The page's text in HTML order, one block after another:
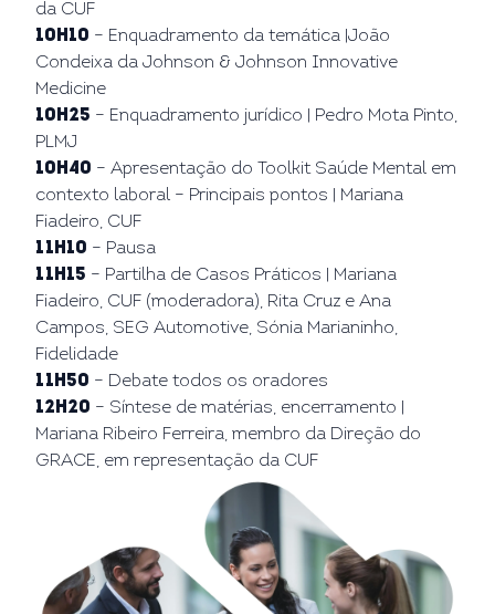
da CUF
10h10 – Enquadramento da temática |João
Condeixa da Johnson & Johnson Innovative
Medicine
10h25 – Enquadramento jurídico | Pedro Mota Pinto,
PLMJ
10h40 – Apresentação do Toolkit Saúde Mental em
contexto laboral – Principais pontos | Mariana
Fiadeiro, CUF
11h10 – Pausa
11h15 – Partilha de Casos Práticos | Mariana
Fiadeiro, CUF (moderadora), Rita Cruz e Ana
Campos, SEG Automotive, Sónia Marianinho,
Fidelidade
11h50 – Debate todos os oradores
12h20 – Síntese de matérias, encerramento |
Mariana Ribeiro Ferreira, membro da Direção do
GRACE, em representação da CUF